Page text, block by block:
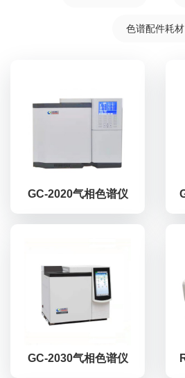
色谱配件耗材
GC-2020气相色谱仪
GC-2030气相色谱仪